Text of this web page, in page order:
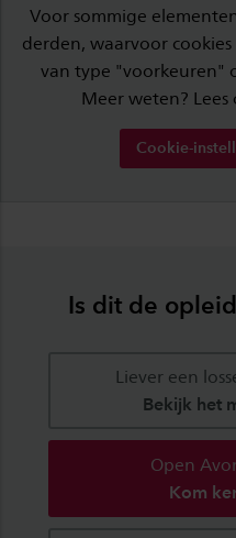
Voor sommige
derden, waarvoor
van type "voorkeuren"
Meer weten? Lees
Cookie-
Is dit de
Liever een
Bekijk het
Open
Kom